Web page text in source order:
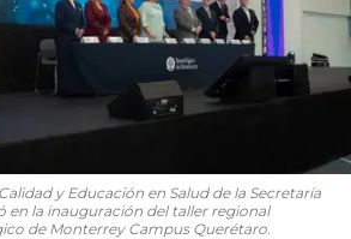
y Educación en Salud de la Secretaría
en la inauguración del taller regional
de Monterrey Campus Querétaro.